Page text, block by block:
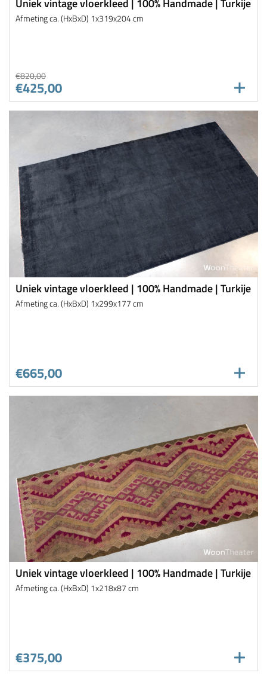
Uniek vintage vloerkleed | 100% Handmade | Turkije
Afmeting ca. (HxBxD) 1x319x204 cm
€820,00
€425,00
Uniek vintage vloerkleed | 100% Handmade | Turkije
Afmeting ca. (HxBxD) 1x299x177 cm
€665,00
Uniek vintage vloerkleed | 100% Handmade | Turkije
Afmeting ca. (HxBxD) 1x218x87 cm
€375,00